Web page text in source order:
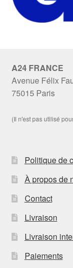
A24 FRANCE
Avenue Félix
75015 Paris
(Il n'est pas utilisé
Politique de
À propos de
Contact
Livraison
Livraison
Paiements